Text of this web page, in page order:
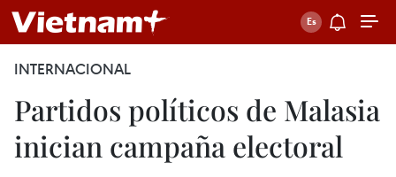
INTERNACIONAL
Partidos políticos de Malasia
inician campaña electoral